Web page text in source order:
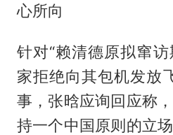
心所向
针对“赖清德原拟窜
家拒绝向其包机发放
事，张晗应询回应称
持一个中国原则的立